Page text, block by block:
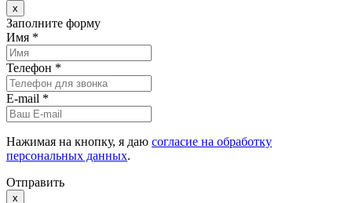
x
Заполните форму
Имя *
Телефон *
E-mail *
Нажимая на кнопку, я даю согласие на обработку
персональных данных.
Отправить
x